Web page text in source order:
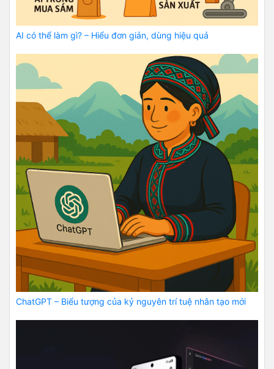
AI có thể làm gì? – Hiểu đơn giản, dùng hiệu quả
ChatGPT – Biểu tượng của kỷ nguyên trí tuệ nhân tạo mới